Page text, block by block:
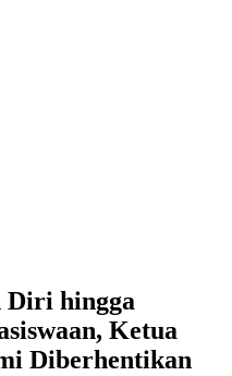
Diri hingga
Ketua
Diberhentikan